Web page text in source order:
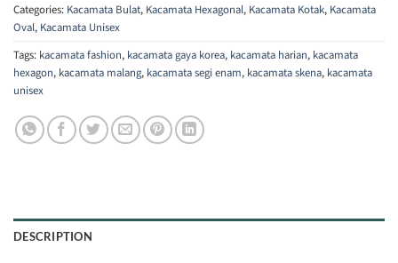
Categories: Kacamata Bulat, Kacamata Hexagonal, Kacamata Kotak, Kacamata
Oval, Kacamata Unisex
Tags: kacamata fashion, kacamata gaya korea, kacamata harian, kacamata
hexagon, kacamata malang, kacamata segi enam, kacamata skena, kacamata
unisex
DESCRIPTION